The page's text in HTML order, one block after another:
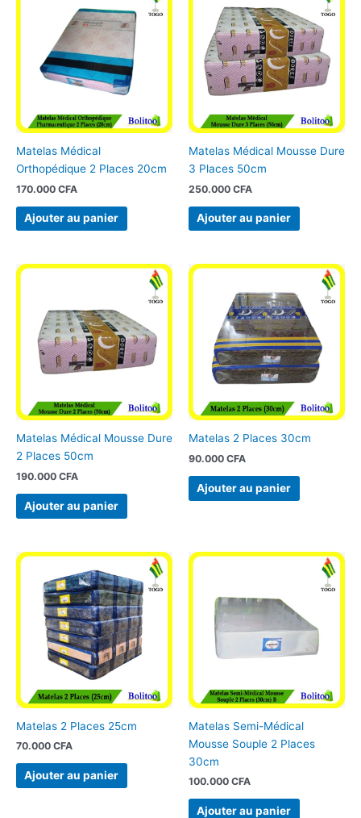
Matelas Médical
Orthopédique 2 Places 20cm
170.000 CFA
Ajouter au panier
Matelas Médical Mousse Dure
3 Places 50cm
250.000 CFA
Ajouter au panier
Matelas Médical Mousse Dure
2 Places 50cm
190.000 CFA
Ajouter au panier
Matelas 2 Places 30cm
90.000 CFA
Ajouter au panier
Matelas 2 Places 25cm
70.000 CFA
Ajouter au panier
Matelas Semi-Médical
Mousse Souple 2 Places
30cm
100.000 CFA
Ajouter au panier